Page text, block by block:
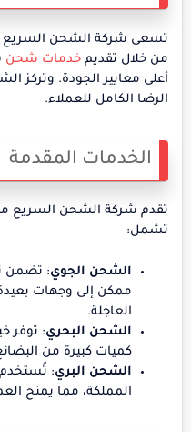
تسعى شركة الشحن السريع
من خلال تقديم خدمات شحن
أعلى معايير الجودة. وتركز
الرضا الكامل للعملاء.
الخدمات المقدمة
تقدم شركة الشحن السريع
تشمل:
الشحن الجوي: تضمن
ممكن إلى وجهات
العاجلة.
الشحن البحري: توفر
كميات كبيرة من
الشحن البري: تُستخدم
المملكة، مما يمنح